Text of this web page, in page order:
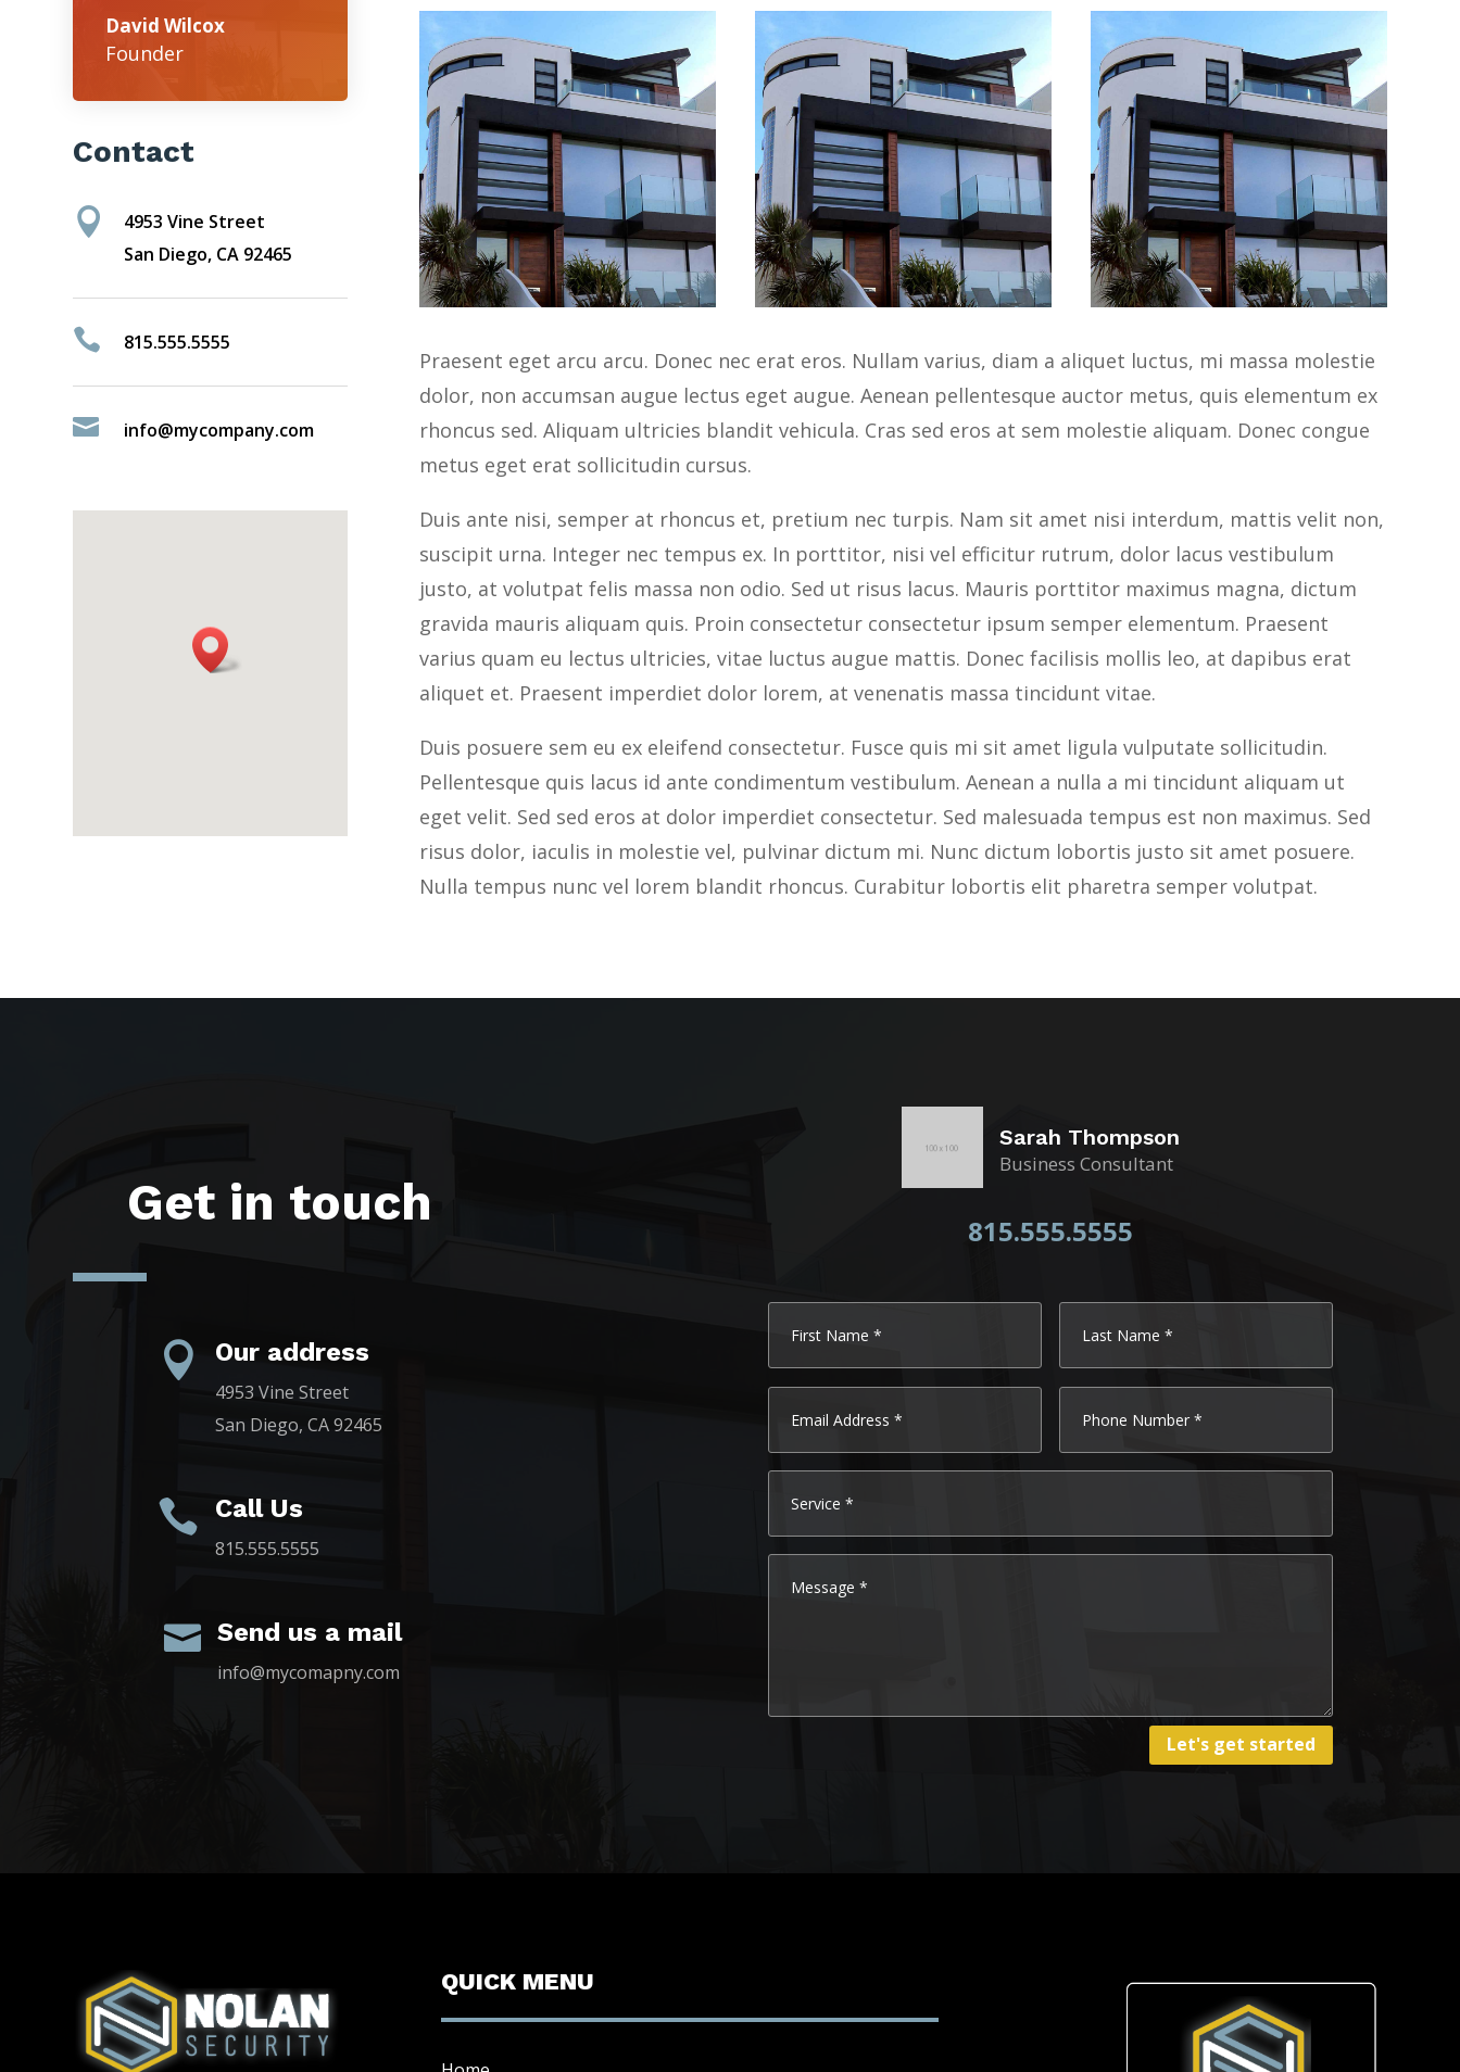
David Wilcox
Founder
Contact

4953 Vine Street
San Diego, CA 92465
 815.555.5555
 info@mycompany.com
Praesent eget arcu arcu. Donec nec erat eros. Nullam varius, diam a aliquet luctus, mi massa molestie
dolor, non accumsan augue lectus eget augue. Aenean pellentesque auctor metus, quis elementum ex
rhoncus sed. Aliquam ultricies blandit vehicula. Cras sed eros at sem molestie aliquam. Donec congue
metus eget erat sollicitudin cursus.
Duis ante nisi, semper at rhoncus et, pretium nec turpis. Nam sit amet nisi interdum, mattis velit non,
suscipit urna. Integer nec tempus ex. In porttitor, nisi vel efficitur rutrum, dolor lacus vestibulum
justo, at volutpat felis massa non odio. Sed ut risus lacus. Mauris porttitor maximus magna, dictum
gravida mauris aliquam quis. Proin consectetur consectetur ipsum semper elementum. Praesent
varius quam eu lectus ultricies, vitae luctus augue mattis. Donec facilisis mollis leo, at dapibus erat
aliquet et. Praesent imperdiet dolor lorem, at venenatis massa tincidunt vitae.
Duis posuere sem eu ex eleifend consectetur. Fusce quis mi sit amet ligula vulputate sollicitudin.
Pellentesque quis lacus id ante condimentum vestibulum. Aenean a nulla a mi tincidunt aliquam ut
eget velit. Sed sed eros at dolor imperdiet consectetur. Sed malesuada tempus est non maximus. Sed
risus dolor, iaculis in molestie vel, pulvinar dictum mi. Nunc dictum lobortis justo sit amet posuere.
Nulla tempus nunc vel lorem blandit rhoncus. Curabitur lobortis elit pharetra semper volutpat.
Get in touch
 Our address
4953 Vine Street
San Diego, CA 92465
 Call Us
815.555.5555
 Send us a mail
info@mycomapny.com
Sarah Thompson
Business Consultant
815.555.5555
Let's get started
QUICK MENU